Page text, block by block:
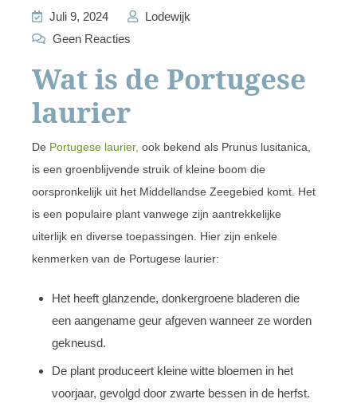
Juli 9, 2024
Lodewijk
Geen Reacties
Wat is de Portugese
laurier
De Portugese laurier, ook bekend als Prunus lusitanica,
is een groenblijvende struik of kleine boom die
oorspronkelijk uit het Middellandse Zeegebied komt. Het
is een populaire plant vanwege zijn aantrekkelijke
uiterlijk en diverse toepassingen. Hier zijn enkele
kenmerken van de Portugese laurier:
Het heeft glanzende, donkergroene bladeren die
een aangename geur afgeven wanneer ze worden
gekneusd.
De plant produceert kleine witte bloemen in het
voorjaar, gevolgd door zwarte bessen in de herfst.